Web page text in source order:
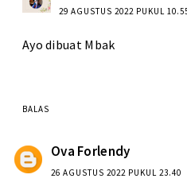
29 AGUSTUS 2022 PUKUL
Ayo dibuat Mbak
BALAS
Ova Forlendy
26 AGUSTUS 2022 PUKUL 23.40